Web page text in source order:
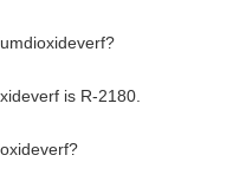
is R-2180.